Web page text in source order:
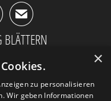
✉
×
zu personalisieren
Wir geben Informationen